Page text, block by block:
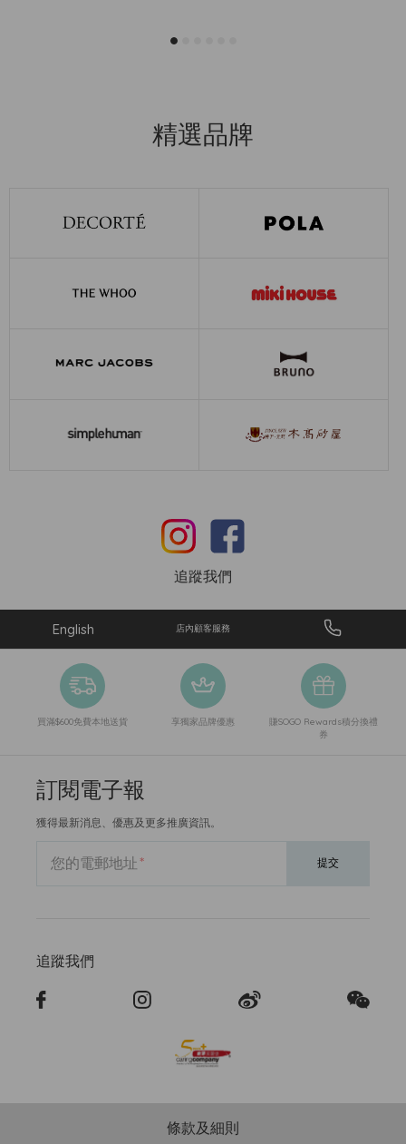
精選品牌
追蹤我們
English 店內顧客服務
買滿$600免費本地送貨 享獨家品牌優惠
賺SOGO Rewards積分換禮
券
訂閱電子報
獲得最新消息、優惠及更多推廣資訊。
您的電郵地址 提交
追蹤我們
條款及細則